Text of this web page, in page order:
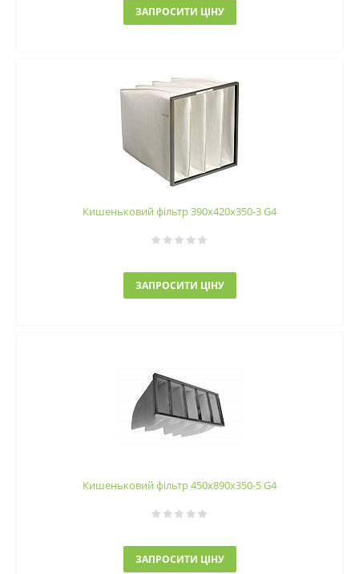
ЗАПРОСИТИ ЦІНУ
Кишеньковий фільтр 390х420х350-3 G4
ЗАПРОСИТИ ЦІНУ
Кишеньковий фільтр 450х890х350-5 G4
ЗАПРОСИТИ ЦІНУ